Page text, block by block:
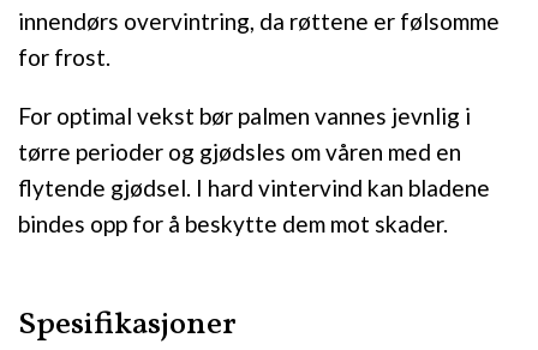
innendørs overvintring, da røttene er følsomme
for frost.
For optimal vekst bør palmen vannes jevnlig i
tørre perioder og gjødsles om våren med en
flytende gjødsel. I hard vintervind kan bladene
bindes opp for å beskytte dem mot skader.
Spesifikasjoner